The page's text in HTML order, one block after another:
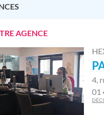
AGENCE
4,
01